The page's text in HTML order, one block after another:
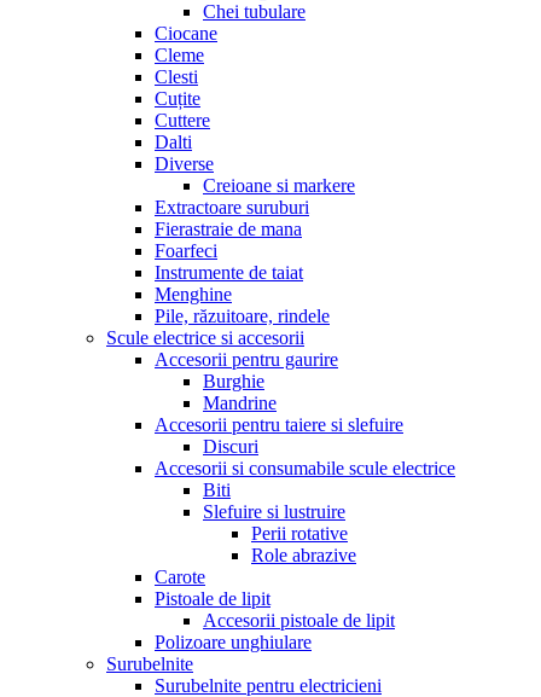
Chei tubulare
Ciocane
Cleme
Clesti
Cuțite
Cuttere
Dalti
Diverse
Creioane si markere
Extractoare suruburi
Fierastraie de mana
Foarfeci
Instrumente de taiat
Menghine
Pile, răzuitoare, rindele
Scule electrice si accesorii
Accesorii pentru gaurire
Burghie
Mandrine
Accesorii pentru taiere si slefuire
Discuri
Accesorii si consumabile scule electrice
Biti
Slefuire si lustruire
Perii rotative
Role abrazive
Carote
Pistoale de lipit
Accesorii pistoale de lipit
Polizoare unghiulare
Surubelnite
Surubelnite pentru electricieni